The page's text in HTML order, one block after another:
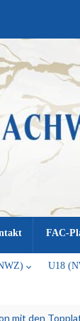
FAC-
U18
mit den